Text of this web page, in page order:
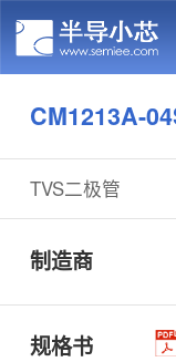
CM1213A-
TVS二极管
制造商
规格书